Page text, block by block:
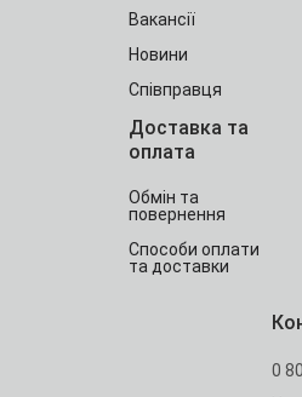
Вакансії
Новини
Співправця
Доставка та
оплата
Обмін та
повернення
Способи оплати
та доставки
0